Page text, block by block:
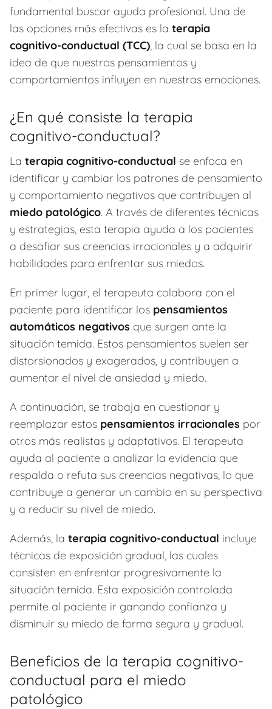
fundamental buscar ayuda profesional. Una de
las opciones más efectivas es la terapia
cognitivo-conductual (TCC), la cual se basa en la
idea de que nuestros pensamientos y
comportamientos influyen en nuestras emociones.
¿En qué consiste la terapia
cognitivo-conductual?
La terapia cognitivo-conductual se enfoca en
identificar y cambiar los patrones de pensamiento
y comportamiento negativos que contribuyen al
miedo patológico. A través de diferentes técnicas
y estrategias, esta terapia ayuda a los pacientes
a desafiar sus creencias irracionales y a adquirir
habilidades para enfrentar sus miedos.
En primer lugar, el terapeuta colabora con el
paciente para identificar los pensamientos
automáticos negativos que surgen ante la
situación temida. Estos pensamientos suelen ser
distorsionados y exagerados, y contribuyen a
aumentar el nivel de ansiedad y miedo.
A continuación, se trabaja en cuestionar y
reemplazar estos pensamientos irracionales por
otros más realistas y adaptativos. El terapeuta
ayuda al paciente a analizar la evidencia que
respalda o refuta sus creencias negativas, lo que
contribuye a generar un cambio en su perspectiva
y a reducir su nivel de miedo.
Además, la terapia cognitivo-conductual incluye
técnicas de exposición gradual, las cuales
consisten en enfrentar progresivamente la
situación temida. Esta exposición controlada
permite al paciente ir ganando confianza y
disminuir su miedo de forma segura y gradual.
Beneficios de la terapia cognitivo-
conductual para el miedo
patológico